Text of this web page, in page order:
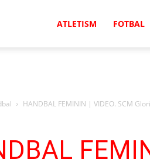
ATLETISM FOTBAL
HANDBAL FEMININ | VIDEO. SCM